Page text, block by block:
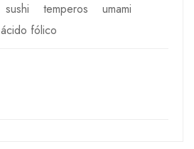
sushi temperos
umami
ácido fólico